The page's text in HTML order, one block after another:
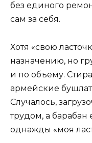
без единого
сам за себя.
Хотя «свою
назначению, но
и по объему.
армейские
Случалось,
трудом, а барабан
однажды «моя